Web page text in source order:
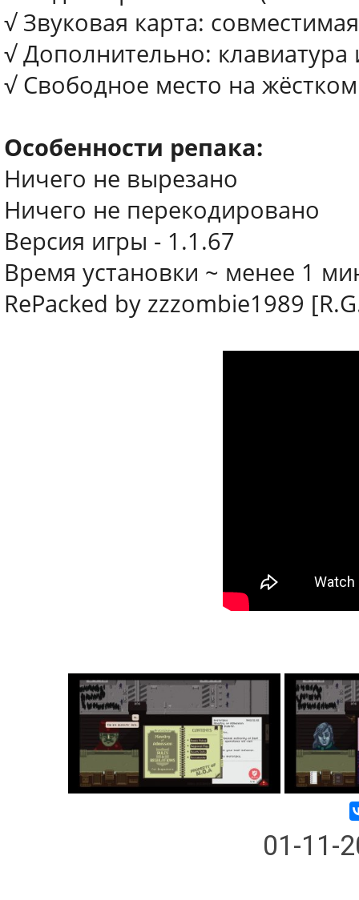
√ Звуковая карта:
√ Дополнительно:
√ Свободное место на
Особенности репака:
Ничего не вырезано
Ничего не перекодировано
Версия игры - 1.1.67
Время установки ~ менее 1
RePacked by zzzombie1989
01-11-